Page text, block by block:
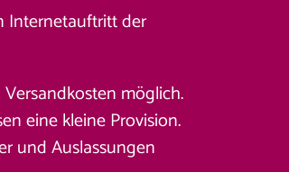
Internetauftritt der
möglich.
eine kleine Provision.
und Auslassungen